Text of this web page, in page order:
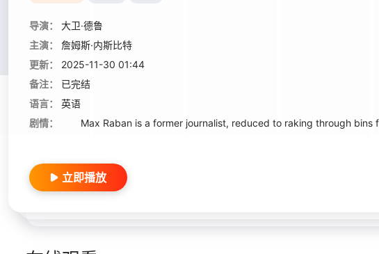
导演：
大卫·德鲁
主演：
詹姆斯·内斯比特
更新：
2025-11-30 01:44
备注：
已完结
语言：
英语
剧情：
Max Raban is a former journalist, reduced to raking through bins
立即播放